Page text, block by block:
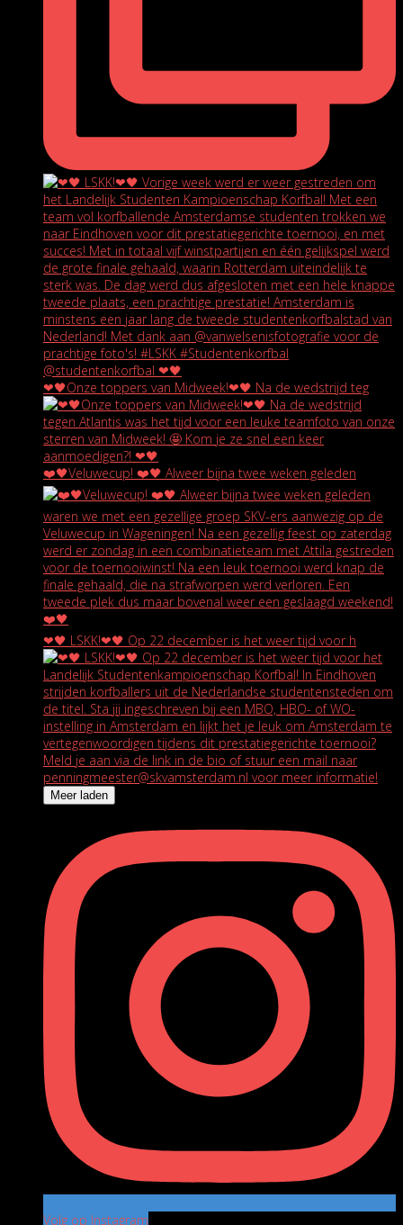
❤🖤Onze toppers van Midweek!❤🖤 Na de wedstrijd teg
❤️🖤Veluwecup! ❤️🖤 Alweer bijna twee weken geleden
❤🖤 LSKK!❤🖤 Op 22 december is het weer tijd voor h
Meer laden
Volg op Instagram